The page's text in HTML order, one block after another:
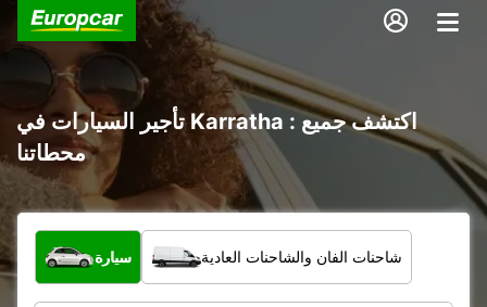
تأجير السيارات في Karratha : اكتشف جميع
محطاتنا
ما نوع المركبة؟
سيارة شاحنات الفان والشاحنات العادية